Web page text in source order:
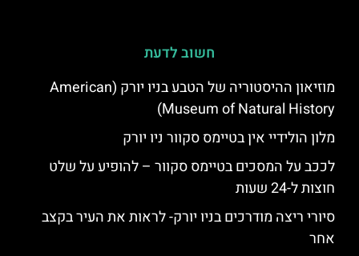
חשוב לדעת
מוזיאון ההיסטוריה של הטבע בניו יורק (American
Museum of Natural History)
מלון הולידיי אין בטיימס סקוור ניו יורק
לככב על המסכים בטיימס סקוור – להופיע על שלט
חוצות ל-24 שעות
סיורי ריצה מודרכים בניו יורק- לראות את העיר בקצב
אחר